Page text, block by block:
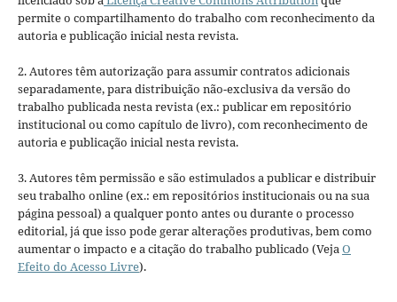
permite o compartilhamento do trabalho com reconhecimento da
autoria e publicação inicial nesta revista.
2. Autores têm autorização para assumir contratos adicionais
separadamente, para distribuição não-exclusiva da versão do
trabalho publicada nesta revista (ex.: publicar em repositório
institucional ou como capítulo de livro), com reconhecimento de
autoria e publicação inicial nesta revista.
3. Autores têm permissão e são estimulados a publicar e distribuir
seu trabalho online (ex.: em repositórios institucionais ou na sua
página pessoal) a qualquer ponto antes ou durante o processo
editorial, já que isso pode gerar alterações produtivas, bem como
aumentar o impacto e a citação do trabalho publicado (VejaO
Efeito do Acesso Livre).